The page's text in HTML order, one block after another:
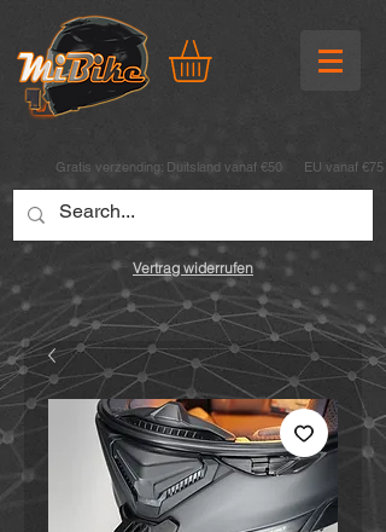
Gratis verzending: Duitsland vanaf €50 EU vanaf €75
Vertrag widerrufen